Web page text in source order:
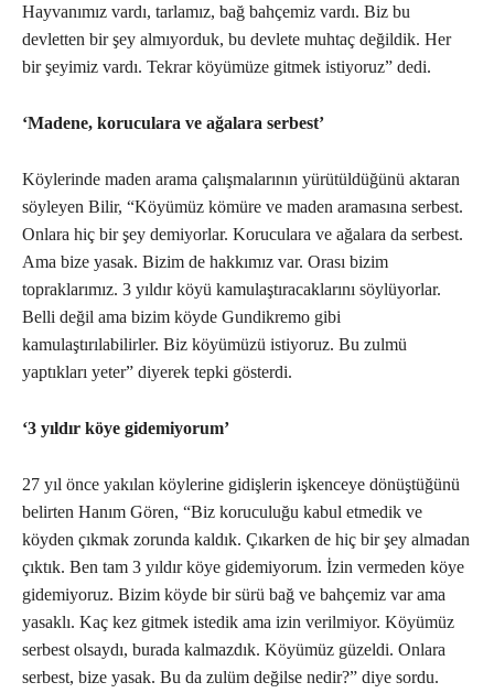
Hayvanımız vardı, tarlamız, bağ bahçemiz vardı. Biz bu
devletten bir şey almıyorduk, bu devlete muhtaç değildik. Her
bir şeyimiz vardı. Tekrar köyümüze gitmek istiyoruz” dedi.
‘Madene, koruculara ve ağalara serbest’
Köylerinde maden arama çalışmalarının yürütüldüğünü aktaran
söyleyen Bilir, “Köyümüz kömüre ve maden aramasına serbest.
Onlara hiç bir şey demiyorlar. Koruculara ve ağalara da serbest.
Ama bize yasak. Bizim de hakkımız var. Orası bizim
topraklarımız. 3 yıldır köyü kamulaştıracaklarını söylüyorlar.
Belli değil ama bizim köyde Gundikremo gibi
kamulaştırılabilirler. Biz köyümüzü istiyoruz. Bu zulmü
yaptıkları yeter” diyerek tepki gösterdi.
‘3 yıldır köye gidemiyorum’
27 yıl önce yakılan köylerine gidişlerin işkenceye dönüştüğünü
belirten Hanım Gören, “Biz koruculuğu kabul etmedik ve
köyden çıkmak zorunda kaldık. Çıkarken de hiç bir şey almadan
çıktık. Ben tam 3 yıldır köye gidemiyorum. İzin vermeden köye
gidemiyoruz. Bizim köyde bir sürü bağ ve bahçemiz var ama
yasaklı. Kaç kez gitmek istedik ama izin verilmiyor. Köyümüz
serbest olsaydı, burada kalmazdık. Köyümüz güzeldi. Onlara
serbest, bize yasak. Bu da zulüm değilse nedir?” diye sordu.